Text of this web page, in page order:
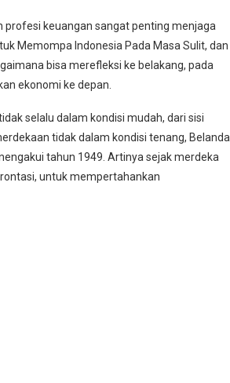
profesi keuangan sangat penting menjaga
Memompa Indonesia Pada Masa Sulit, dan
bisa merefleksi ke belakang, pada
ekonomi ke depan.
selalu dalam kondisi mudah, dari sisi
tidak dalam kondisi tenang, Belanda
tahun 1949. Artinya sejak merdeka
untuk mempertahankan